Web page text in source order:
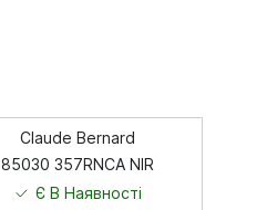
Claude Bernard
85030 357RNCA NIR
Є В Наявності